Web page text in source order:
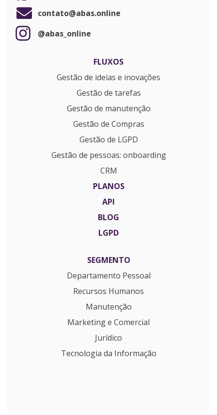
contato@abas.online
@abas_online
FLUXOS
Gestão de ideias e inovações
Gestão de tarefas
Gestão de manutenção
Gestão de Compras
Gestão de LGPD
Gestão de pessoas: onboarding
CRM
PLANOS
API
BLOG
LGPD
SEGMENTO
Departamento Pessoal
Recursos Humanos
Manutenção
Marketing e Comercial
Jurídico
Tecnologia da Informação